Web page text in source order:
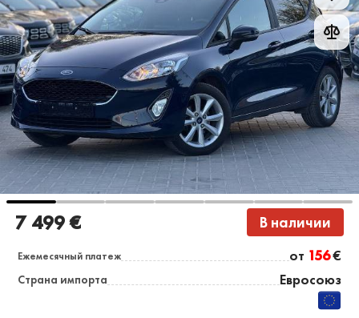
7 499 € В наличии
Ежемесячный платеж от 156€
Страна импорта Евросоюз